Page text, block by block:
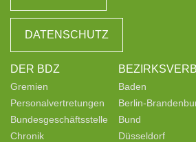
DATENSCHUTZ
DER BDZ
Gremien
Personalvertretungen
Bundesgeschäftsstelle
Chronik
Baden
Berlin-
Bund
Düsseldorf